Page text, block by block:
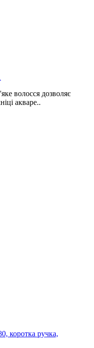
волосся дозволяє
акваре..
коротка ручка,